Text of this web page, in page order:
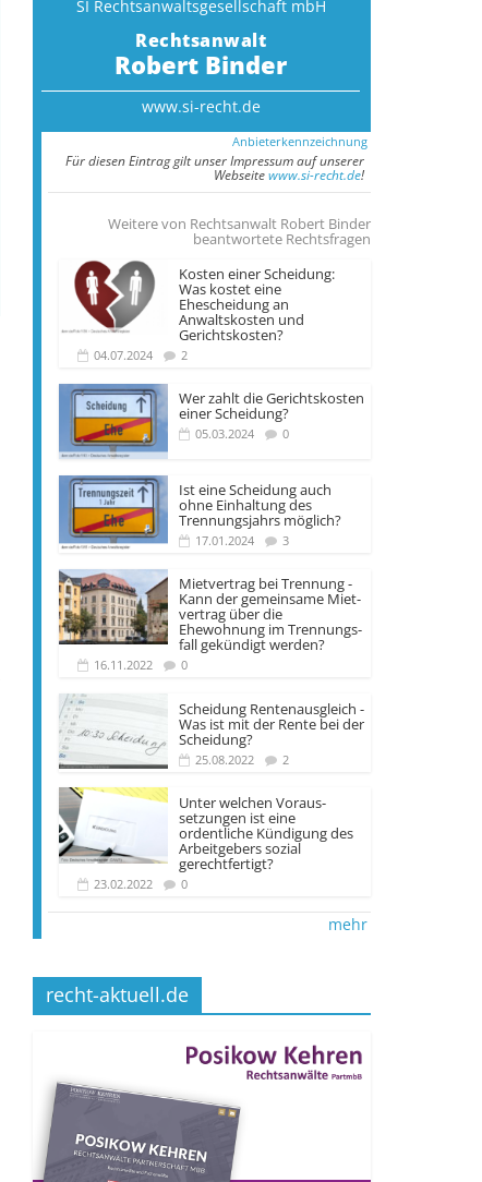
SI Rechtsanwalts­gesellschaft mbH
Rechtsanwalt
Robert Binder
www.si-recht.de
Anbieterkennzeichnung
Für diesen Eintrag gilt unser Impressum auf unserer
Webseitewww.si-recht.de!
Weitere von Rechtsanwalt Robert Binder
beantwortete Rechtsfragen
Kosten einer Scheidung:
Was kostet eine
Ehescheidung an
Anwaltskosten und
Gerichtskosten?
04.07.2024 2
Wer zahlt die Gerichts­kosten
einer Scheidung?
05.03.2024 0
Ist eine Scheidung auch
ohne Einhaltung des
Trennungsjahrs möglich?
17.01.2024 3
Mietvertrag bei Trennung -
Kann der gemeinsame Miet­
vertrag über die
Ehewohnung im Trennungs­
fall gekündigt werden?
16.11.2022 0
Scheidung Rentenausgleich -
Was ist mit der Rente bei der
Scheidung?
25.08.2022 2
Unter welchen Voraus­
setzungen ist eine
ordentliche Kündigung des
Arbeit­gebers sozial
gerechtfertigt?
23.02.2022 0
mehr
recht-aktuell.de